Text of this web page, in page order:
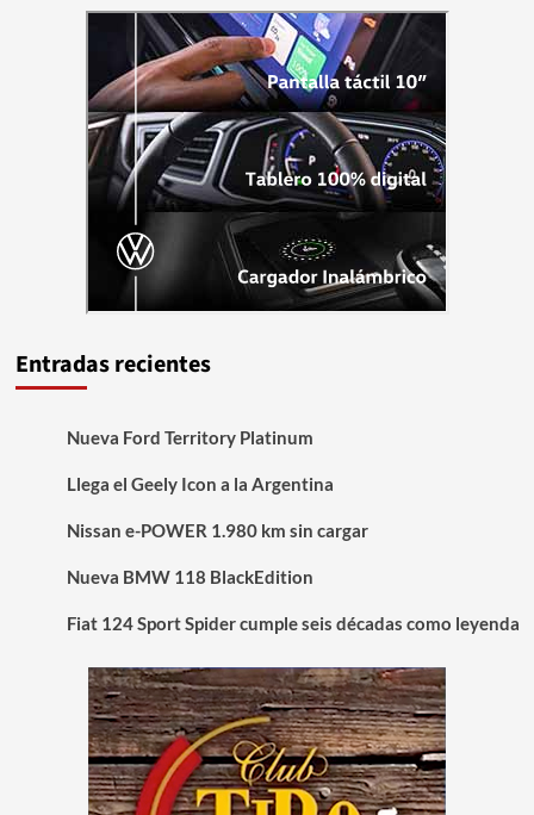
Entradas recientes
Nueva Ford Territory Platinum
Llega el Geely Icon a la Argentina
Nissan e-POWER 1.980 km sin cargar
Nueva BMW 118 BlackEdition
Fiat 124 Sport Spider cumple seis décadas como leyenda